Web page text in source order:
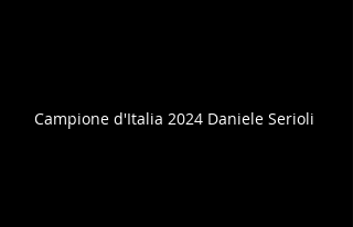
Campione d'Italia 2024 Daniele Serioli